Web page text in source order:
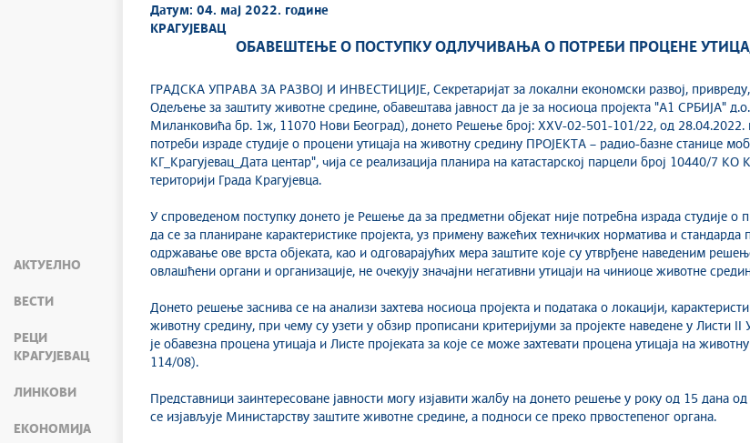
АКТУЕЛНО
ВЕСТИ
РЕЦИ
КРАГУЈЕВАЦ
ЛИНКОВИ
ЕКОНОМИЈА
Датум: 04. мај 2022. године
КРАГУЈЕВАЦ
ОБАВЕШТЕЊЕ О ПОСТУПКУ ОДЛУЧИВАЊА О ПОТРЕБИ ПРОЦЕНЕ
ГРАДСКА УПРАВА ЗА РАЗВОЈ И ИНВЕСТИЦИЈЕ, Секретаријат за локални економски развој,
Одељење за заштиту животне средине, обавештава јавност да је за носиоца пројекта "A1 СРБИЈА"
Миланковића бр. 1ж, 11070 Нови Београд), донето Решење број: XXV-02-501-101/22, од 28.04.2022.
потреби израде студије о процени утицаја на животну средину ПРОЈЕКТА – радио-базне станице
КГ_Крагујевац_Дата центар", чија се реализација планира на катастарској парцели број 10440/7
територији Града Крагујевца.
У спроведеном поступку донето је Решење да за предметни објекат није потребна израда студије о
да се за планиране карактеристике пројекта, уз примену важећих техничких норматива и
одржавање ове врста објеката, као и одговарајућих мера заштите које су утврђене наведеним
овлашћени органи и организације, не очекују значајни негативни утицаји на чиниоце животне
Донето решење заснива се на анализи захтева носиоца пројекта и података о локацији,
животну средину, при чему су узети у обзир прописани критеријуми за пројекте наведене у Листи II
је обавезна процена утицаја и Листе пројеката за које се може захтевати процена утицаја на
114/08).
Представници заинтересоване јавности могу изјавити жалбу на донето решење у року од 15 дана
се изјављује Министарству заштите животне средине, а подноси се преко првостепеног органа.